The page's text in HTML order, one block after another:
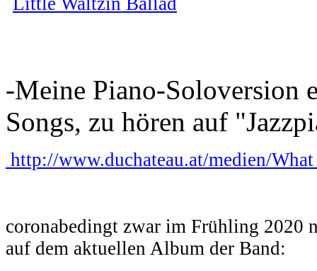
-Meine Piano-Soloversion
Songs, zu hören auf
http://www.duchateau.at/medien/
coronabedingt zwar im Frühling 2020
auf dem aktuellen Album der Band: